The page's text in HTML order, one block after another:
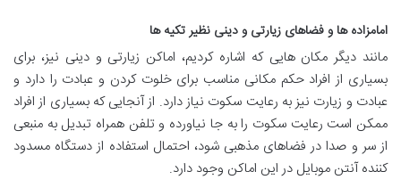
امامزاده ها و فضاهای زیارتی و دینی نظیر تکیه ها
مانند دیگر مکان هایی که اشاره کردیم، اماکن زیارتی و دینی نیز، برای
بسیاری از افراد حکم مکانی مناسب برای خلوت کردن و عبادت را دارد و
عبادت و زیارت نیز به رعایت سکوت نیاز دارد. از آنجایی که بسیاری از افراد
ممکن است رعایت سکوت را به جا نیاورده و تلفن همراه تبدیل به منبعی
از سر و صدا در فضاهای مذهبی شود، احتمال استفاده از دستگاه مسدود
کننده آنتن موبایل در این اماکن وجود دارد.